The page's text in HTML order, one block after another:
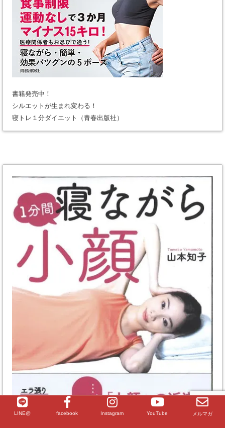
書籍発売中！
シルエットが生まれ変わる！
寝トレ１分ダイエット（青春出版社）
LINE@ facebook Instagram YouTube メルマガ